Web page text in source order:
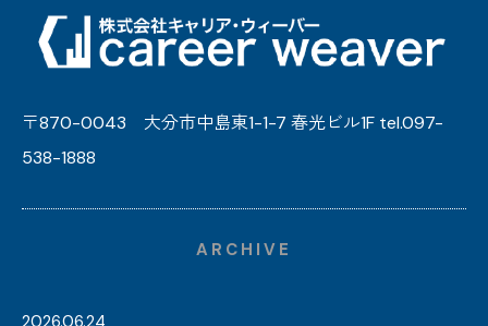
〒870-0043 大分市中島東1-1-7 春光ビル1F tel.097-
538-1888
ARCHIVE